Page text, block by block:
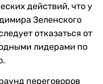
действий, что у
Зеленского
отказаться от
лидерами по
переговоров